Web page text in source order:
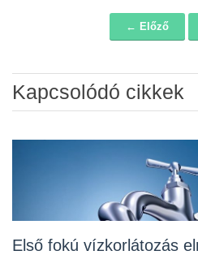
← Előző
Kapcsolódó cikkek
Első fokú vízkorlátozás
Álláspályázat – konyhai
Lakossági fórum az
2026-07-10